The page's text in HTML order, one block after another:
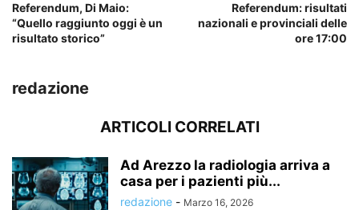
Referendum, Di Maio:
“Quello raggiunto oggi è un
risultato storico”
Referendum: risultati
nazionali e provinciali delle
ore 17:00
redazione
ARTICOLI CORRELATI
Ad Arezzo la radiologia arriva a
casa per i pazienti più...
redazione - Marzo 16, 2026